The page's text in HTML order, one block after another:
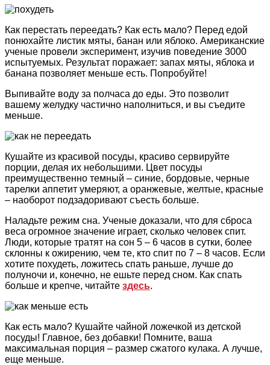
Как перестать переедать? Как есть мало? Перед едой
понюхайте листик мяты, банан или яблоко. Американские
ученые провели эксперимент, изучив поведение 3000
испытуемых. Результат поражает: запах мяты, яблока и
банана позволяет меньше есть. Попробуйте!
Выпивайте воду за полчаса до еды. Это позволит
вашему желудку частично наполниться, и вы съедите
меньше.
Кушайте из красивой посуды, красиво сервируйте
порции, делая их небольшими. Цвет посуды
преимущественно темный – синие, бордовые, черные
тарелки аппетит умеряют, а оранжевые, желтые, красные
– наоборот подзадоривают съесть больше.
Наладьте режим сна. Ученые доказали, что для сброса
веса огромное значение играет, сколько человек спит.
Люди, которые тратят на сон 5 – 6 часов в сутки, более
склонны к ожирению, чем те, кто спит по 7 – 8 часов. Если
хотите похудеть, ложитесь спать раньше, лучше до
полуночи и, конечно, не ешьте перед сном. Как спать
больше и крепче, читайте здесь.
Как есть мало? Кушайте чайной ложечкой из детской
посуды! Главное, без добавки! Помните, ваша
максимальная порция – размер сжатого кулака. А лучше,
еще меньше.